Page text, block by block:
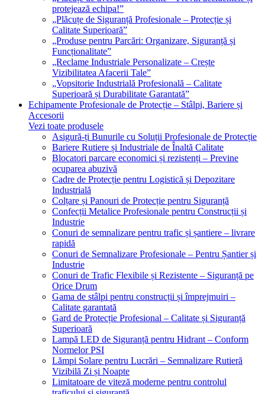
protejează echipa!”
„Plăcuțe de Siguranță Profesionale – Protecție și
Calitate Superioară”
„Produse pentru Parcări: Organizare, Siguranță și
Funcționalitate”
„Reclame Industriale Personalizate – Crește
Vizibilitatea Afacerii Tale”
„Vopsitorie Industrială Profesională – Calitate
Superioară și Durabilitate Garantată”
Echipamente Profesionale de Protecție – Stâlpi, Bariere și
Accesorii
Vezi toate produsele
Asigură-ți Bunurile cu Soluții Profesionale de Protecție
Bariere Rutiere și Industriale de Înaltă Calitate
Blocatori parcare economici și rezistenți – Previne
ocuparea abuzivă
Cadre de Protecție pentru Logistică și Depozitare
Industrială
Colțare și Panouri de Protecție pentru Siguranță
Confecții Metalice Profesionale pentru Construcții și
Industrie
Conuri de semnalizare pentru trafic și șantiere – livrare
rapidă
Conuri de Semnalizare Profesionale – Pentru Șantier și
Industrie
Conuri de Trafic Flexibile și Rezistente – Siguranță pe
Orice Drum
Gama de stâlpi pentru construcții și împrejmuiri –
Calitate garantată
Gard de Protecție Profesional – Calitate și Siguranță
Superioară
Lampă LED de Siguranță pentru Hidrant – Conform
Normelor PSI
Lămpi Solare pentru Lucrări – Semnalizare Rutieră
Vizibilă Zi și Noapte
Limitatoare de viteză moderne pentru controlul